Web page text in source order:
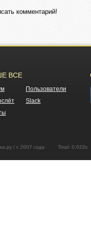
комментарий!
ВСЕ
Пользователи
Slack
/ с 2007 года Total: